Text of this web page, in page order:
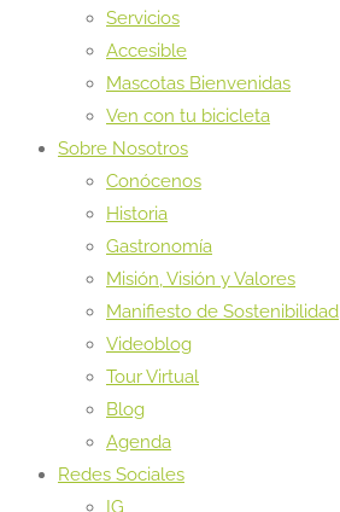
Servicios
Accesible
Mascotas Bienvenidas
Ven con tu bicicleta
Sobre Nosotros
Conócenos
Historia
Gastronomía
Misión, Visión y Valores
Manifiesto de Sostenibilidad
Videoblog
Tour Virtual
Blog
Agenda
Redes Sociales
IG